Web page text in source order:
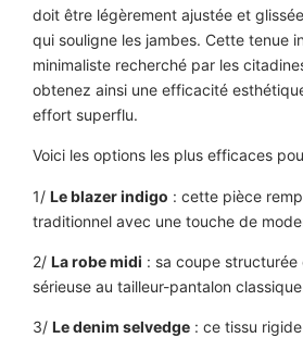
doit être légèrement ajustée et
qui souligne les jambes. Cette tenue
minimaliste recherché par les
obtenez ainsi une efficacité
effort superflu.
Voici les options les plus efficaces
1/ Le blazer indigo : cette pièce
traditionnel avec une touche de
2/ La robe midi : sa coupe
sérieuse au tailleur-pantalon
3/ Le denim selvedge : ce tissu